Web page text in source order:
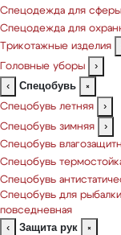
Спецодежда для сферы
Спецодежда для
Трикотажные изделия
Головные уборы
›
‹
Спецобувь
×
Спецобувь летняя
›
Спецобувь зимняя
›
Спецобувь
Спецобувь
Спецобувь
Спецобувь для
повседневная
‹
Защита рук
×